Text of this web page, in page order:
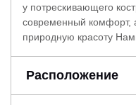
у потрескивающего
современный комфорт,
природную красоту
Расположение